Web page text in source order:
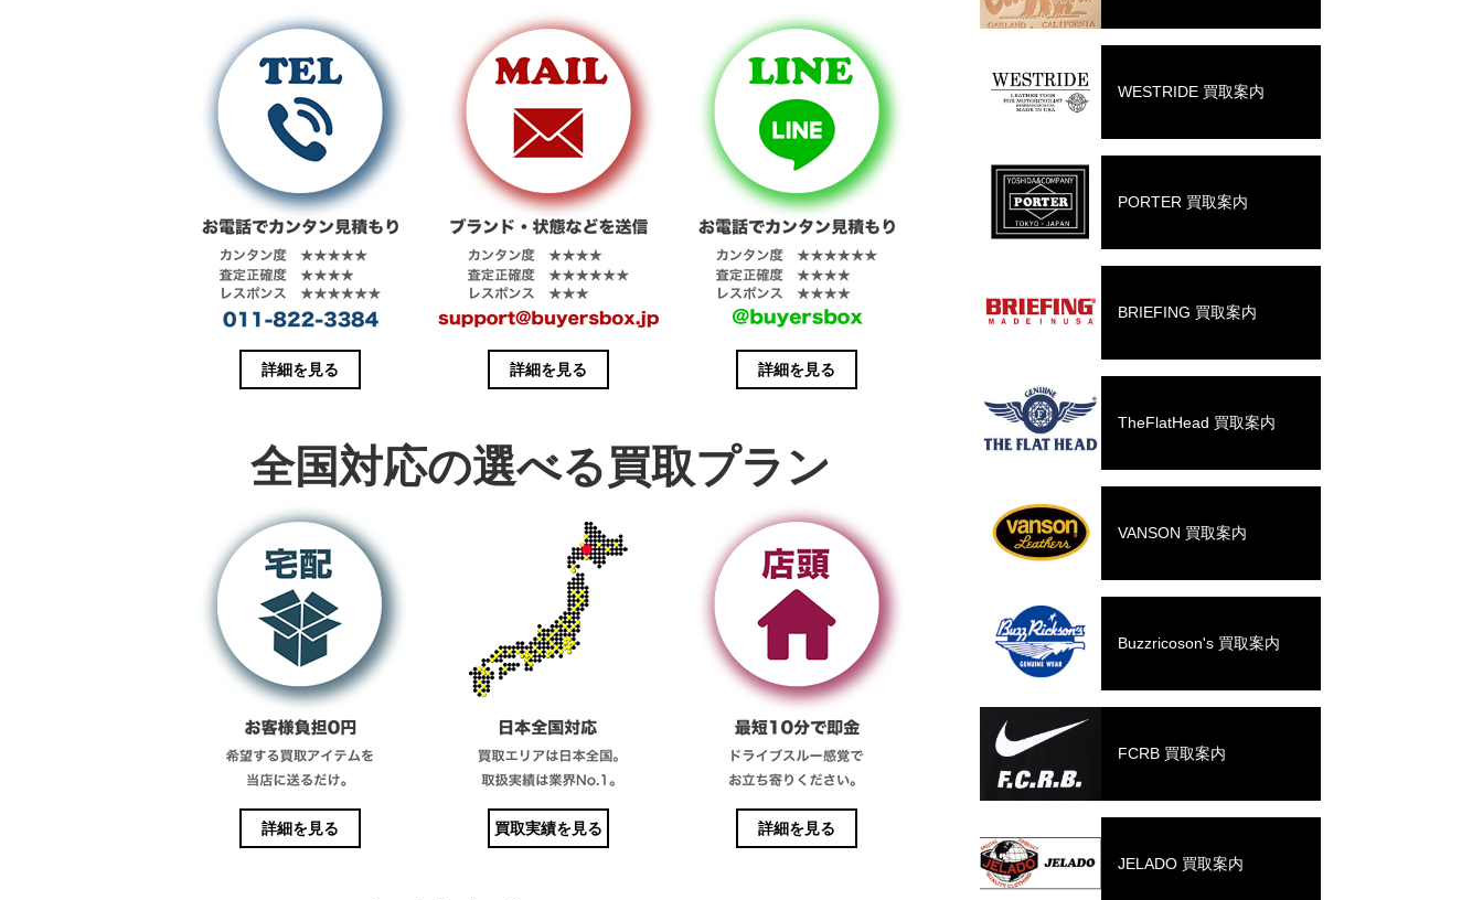
ッ
ク
(
新
し
ウ
ィ
ド
ウ
で
開
き
ま
詳細を見る 詳細を見る 詳細を見る
全国対応の選べる買取プラン
詳細を見る 買取実績を見る 詳細を見る
WESTRIDE 買取案内
PORTER 買取案内
BRIEFING 買取案内
TheFlatHead 買取案内
VANSON 買取案内
Buzzricoson's 買取案内
FCRB 買取案内
JELADO 買取案内